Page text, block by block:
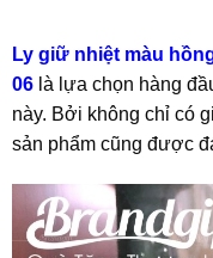
Ly giữ nhiệt màu
06là lựa chọn hàng
này. Bởi không chỉ có
sản phẩm cũng được